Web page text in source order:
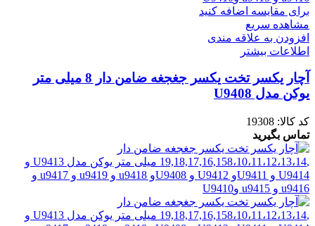
برای مقایسه اضافه کنید
مشاهده سریع
افزودن به علاقه مندی
اطلاعات بیشتر
آچار یکسر تخت یکسر جغجغه ضامن دار 8 میلی متر
یوکن مدل U9408
کد کالا: 19308
تماس بگیرید